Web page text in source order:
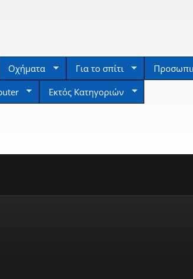
Οχήματα Για το σπίτι
Εκτός Κατηγοριών